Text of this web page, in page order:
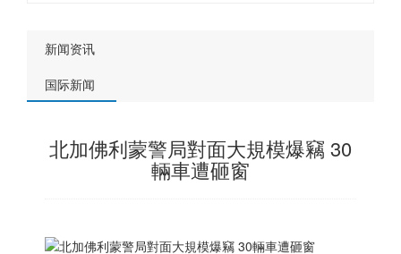
新闻资讯
国际新闻
北加佛利蒙警局對面大規模爆竊 30
輛車遭砸窗